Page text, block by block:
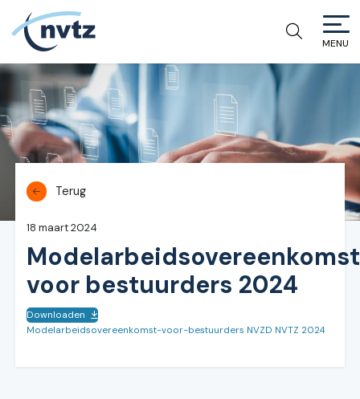
NVTZ
MENU
Terug
18 maart 2024
Modelarbeidsovereenkomst
voor bestuurders 2024
Modelarbeidsovereenkomst-voor-bestuurders NVZD NVTZ 2024
Downloaden